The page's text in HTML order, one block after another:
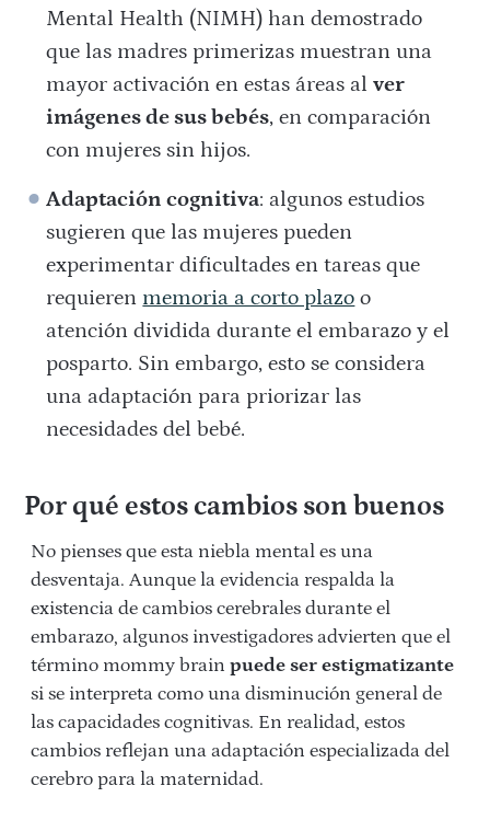
Mental Health (NIMH) han demostrado
que las madres primerizas muestran una
mayor activación en estas áreas alver
imágenes de sus bebés, en comparación
con mujeres sin hijos.
Adaptación cognitiva: algunos estudios
sugieren que las mujeres pueden
experimentar dificultades en tareas que
requieren memoria a corto plazo o
atención dividida durante el embarazo y el
posparto. Sin embargo, esto se considera
una adaptación para priorizar las
necesidades del bebé.
Por qué estos cambios son buenos
No pienses que esta niebla mental es una
desventaja. Aunque la evidencia respalda la
existencia de cambios cerebrales durante el
embarazo, algunos investigadores advierten que el
término mommy brain puede ser estigmatizante
si se interpreta como una disminución general de
las capacidades cognitivas. En realidad, estos
cambios reflejan una adaptación especializada del
cerebro para la maternidad.